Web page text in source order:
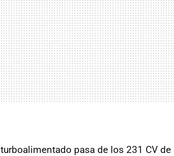
turboalimentado pasa de los 231 CV de